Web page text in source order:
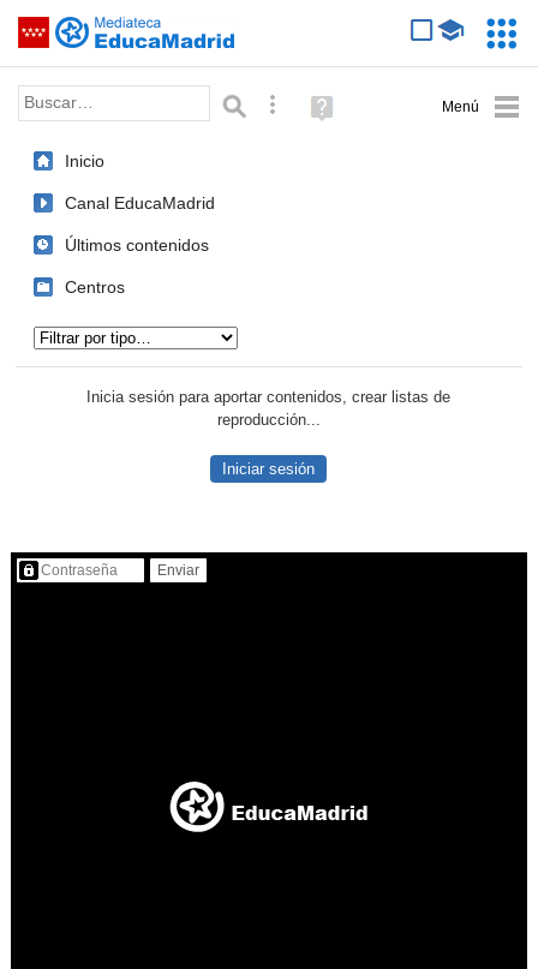
Saltar navegación
Palabra o frase: Búsqueda avanzada
Ayuda
(en
Inicio
Canal EducaMadrid
Últimos contenidos
Centros
Inicia sesión para aportar contenidos, crear listas de
reproducción...
Iniciar sesión
Contenido protegido…